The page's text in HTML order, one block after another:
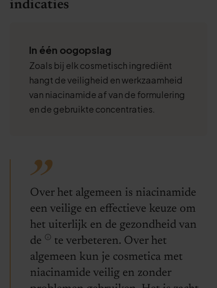
indicaties
In één oogopslag
Zoals bij elk cosmetisch ingrediënt
hangt de veiligheid en werkzaamheid
van niacinamide af van de formulering
en de gebruikte concentraties.
Over het algemeen is niacinamide
een veilige en effectieve keuze om
het uiterlijk en de gezondheid van
de
te verbeteren. Over het
algemeen kun je cosmetica met
niacinamide veilig en zonder